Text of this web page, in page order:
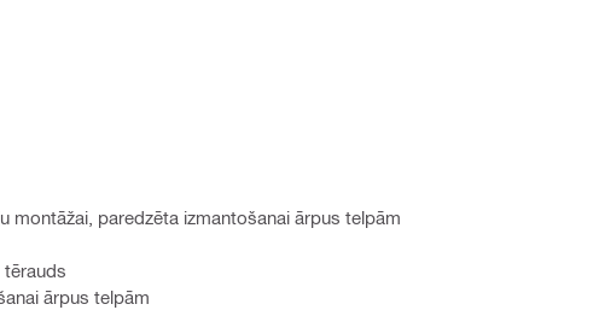
montāžai, paredzēta izmantošanai ārpus telpām
tērauds
ārpus telpām